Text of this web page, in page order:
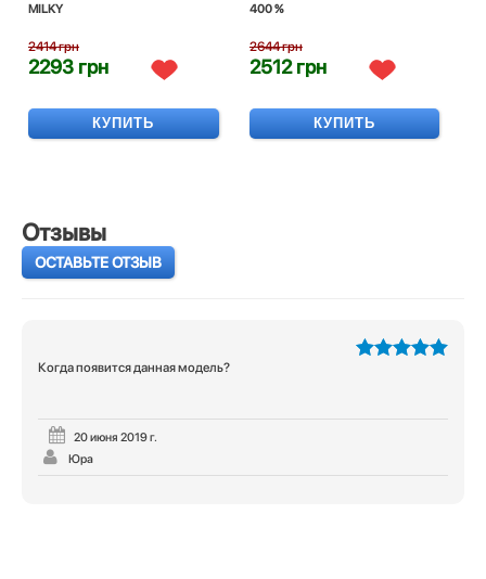
MILKY
2414 грн
2293 грн
КУПИТЬ
400 %
2644 грн
2512 грн
КУПИТЬ
Отзывы
ОСТАВЬТЕ ОТЗЫВ
Когда появится данная модель?
20 июня 2019 г.
Юра